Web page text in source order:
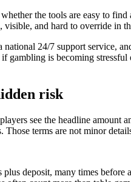
the tools are easy to
and hard to override in
24/7 support service,
gambling is becoming
risk
see the headline
Those terms are not minor
deposit, many times